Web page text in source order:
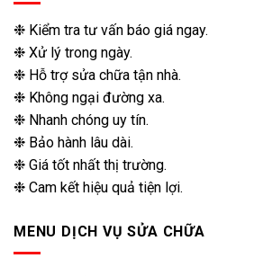
❉ Kiểm tra tư vấn báo giá ngay.
❉ Xử lý trong ngày.
❉ Hỗ trợ sửa chữa tận nhà.
❉ Không ngại đường xa.
❉ Nhanh chóng uy tín.
❉ Bảo hành lâu dài.
❉ Giá tốt nhất thị trường.
❉ Cam kết hiệu quả tiện lợi.
MENU DỊCH VỤ SỬA CHỮA